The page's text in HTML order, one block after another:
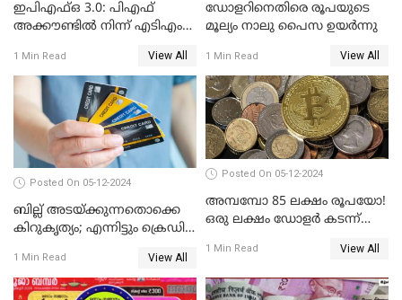
ഇപിഎഫ്ഒ 3.0: പിഎഫ്
അക്കൗണ്ടിൽ നിന്ന് എടിഎം
1 Min Read View All
ഡോളറിനെതിരെ രൂപയുടെ
മൂല്യം നാലു പൈസ ഉയര്‍ന്നു
1 Min Read View All
Posted On 05-12-2024
ബില്ല് അടയ്ക്കുന്നതൊക്കെ
കിറുകൃത്യം; എന്നിട്ടും ക്രെഡിറ്റ്
കൂടുന്നില്ലേ? കാരണം ഇതാണ്
1 Min Read View All
Posted On 05-12-2024
അമ്പമ്പോ 85 ലക്ഷം രൂപയോ!
ഒരു ലക്ഷം ഡോളർ കടന്ന്
1 Min Read View All